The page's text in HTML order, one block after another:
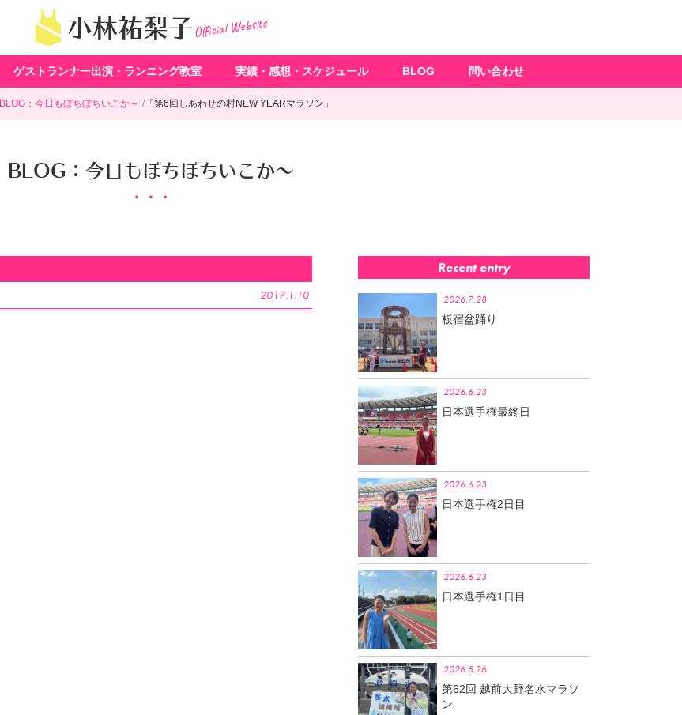
小林祐梨子Official Website
ゲストランナー出演・ランニング教室 実績・感想・スケジュール BLOG 問い合わせ
BLOG：今日もぼちぼちいこか～ 「第6回しあわせの村NEW YEARマラソン」
BLOG：今日もぼちぼちいこか～
2017.1.10
Recent entry
2026.7.28
板宿盆踊り
2026.6.23
日本選手権最終日
2026.6.23
日本選手権2日目
2026.6.23
日本選手権1日目
2026.5.26
第62回 越前大野名水マラソ
ン